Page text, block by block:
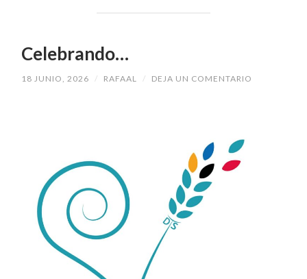
Celebrando…
18 JUNIO, 2026 / RAFAAL / DEJA UN COMENTARIO